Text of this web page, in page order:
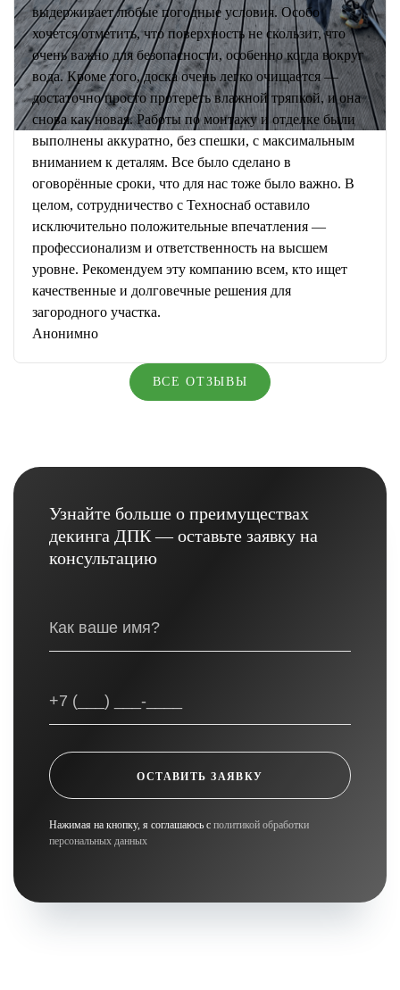
выдерживает любые погодные условия. Особо
хочется отметить, что поверхность не скользит, что
очень важно для безопасности, особенно когда вокруг
вода. Кроме того, доска очень легко очищается —
достаточно просто протереть влажной тряпкой, и она
снова как новая. Работы по монтажу и отделке были
выполнены аккуратно, без спешки, с максимальным
вниманием к деталям. Все было сделано в
оговорённые сроки, что для нас тоже было важно. В
целом, сотрудничество с Техноснаб оставило
исключительно положительные впечатления —
профессионализм и ответственность на высшем
уровне. Рекомендуем эту компанию всем, кто ищет
качественные и долговечные решения для
загородного участка.
Анонимно
ВСЕ ОТЗЫВЫ
Узнайте больше о преимуществах
декинга ДПК — оставьте заявку на
консультацию
ОСТАВИТЬ ЗАЯВКУ
Нажимая на кнопку, я соглашаюсь с политикой обработки
персональных данных